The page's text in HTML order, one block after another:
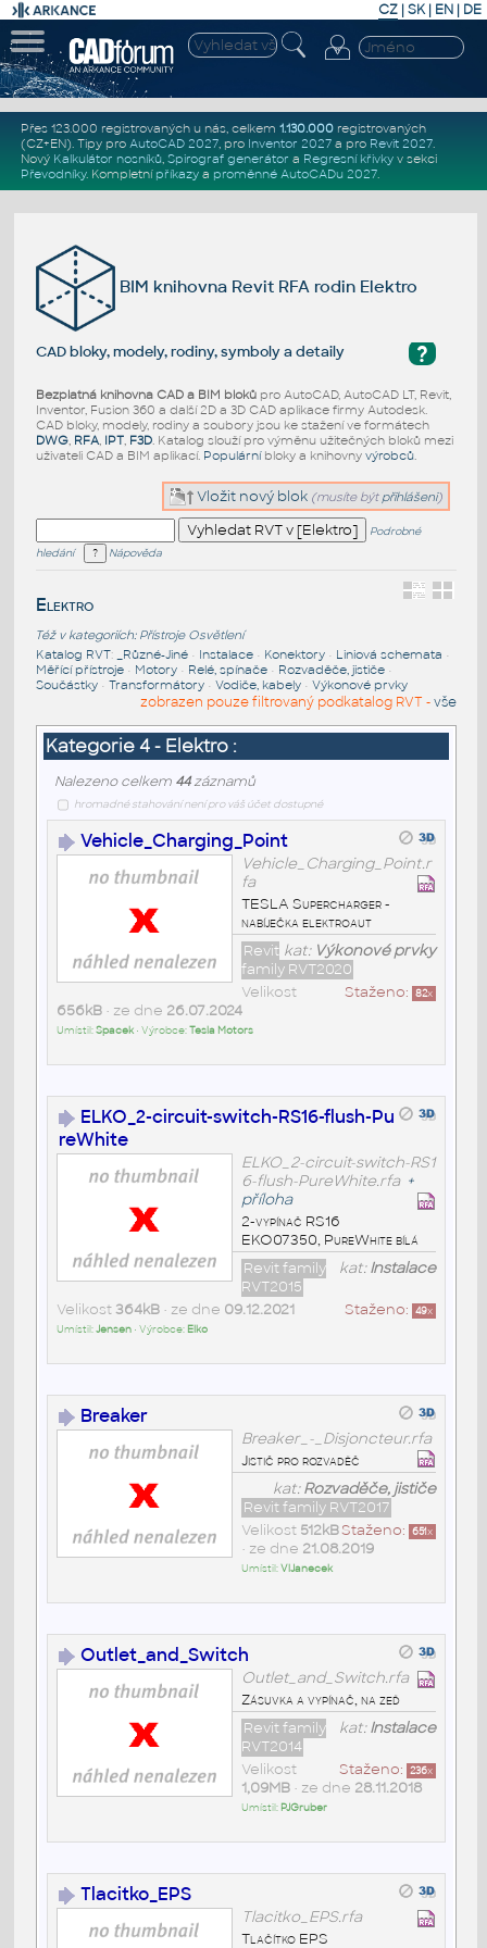
CZ | SK| EN | DE
Přes 123.000 registrovaných u nás, celkem 1.130.000registrovaných
(CZ+EN). Tipy pro AutoCAD 2027, pro Inventor 2027a pro Revit 2027.
Nový Kalkulátor nosníků, Spirograf generátor a Regresní křivkyv sekci
Převodníky. Kompletní příkazya proměnné AutoCADu 2027.
BIM knihovna Revit RFA rodin Elektro
?
CAD bloky, modely, rodiny, symboly a detaily
Bezplatná knihovna CAD a BIM blokůpro AutoCAD, AutoCAD LT, Revit,
Inventor, Fusion 360 a další 2D a 3D CAD aplikace firmy Autodesk.
CAD bloky, modely, rodiny a soubory jsou ke stažení ve formátech
DWG, RFA, IPT, F3D. Katalog slouží pro výměnu užitečných bloků mezi
uživateli CAD a BIM aplikací. Populárníbloky a knihovny výrobců.
Vložit nový blok (musíte být přihlášeni)
Podrobné
hledání
Nápověda
Elektro
Též v kategoriích: Přístroje Osvětlení
Katalog RVT: _Různé-Jiné• Instalace• Konektory• Liniová schemata •
Měřící přístroje• Motory• Relé, spínače• Rozvaděče, jističe•
Součástky• Transformátory• Vodiče, kabely• Výkonové prvky
zobrazen pouze filtrovaný podkatalog RVT -vše
Kategorie 4 - Elektro :
Nalezeno celkem 44záznamů
hromadné stahování není pro váš účet dostupné
Vehicle_Charging_Point
Vehicle_Charging_Point.r
fa
TESLA Supercharger -
nabíječka elektroaut
kat: Výkonové prvky
Revit
family RVT2020
Staženo: 82x
Velikost
656kB• ze dne 26.07.2024
Umístil:Spacek• Výrobce:Tesla Motors
ELKO_2-circuit-switch-RS16-flush-Pu
reWhite
ELKO_2-circuit-switch-RS1
6-flush-PureWhite.rfa +
příloha
2-vypínač RS16
EKO07350, PureWhite bílá
kat:Instalace
Revit family
RVT2015
Staženo: 49x
Velikost364kB• ze dne 09.12.2021
Umístil:Jensen• Výrobce: Elko
Breaker
Breaker_-_Disjoncteur.rfa
Jistič pro rozvaděč
kat:Rozvaděče, jističe
Revit family RVT2017
Staženo: 651x
Velikost 512kB
• ze dne 21.08.2019
Umístil:VlJanecek
Outlet_and_Switch
Outlet_and_Switch.rfa
Zásuvka a vypínač, na zeď
kat:Instalace
Revit family
RVT2014
Staženo: 236x
Velikost
1,09MB• ze dne 28.11.2018
Umístil: PJGruber
Tlacitko_EPS
Tlacitko_EPS.rfa
Tlačítko EPS